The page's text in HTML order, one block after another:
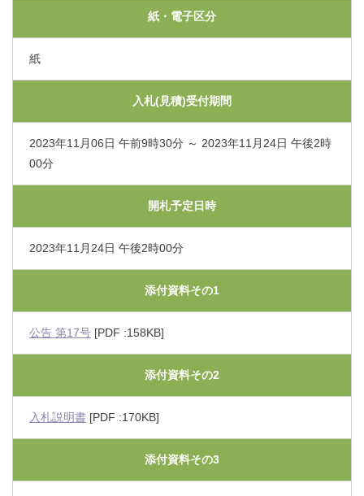
紙・電子区分
紙
入札(見積)受付期間
2023年11月06日 午前9時30分 ～ 2023年11月24日 午後2時
00分
開札予定日時
2023年11月24日 午後2時00分
添付資料その1
公告 第17号 [PDF :158KB]
添付資料その2
入札説明書 [PDF :170KB]
添付資料その3